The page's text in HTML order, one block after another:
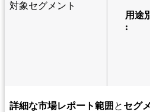
対象セグメント
用途
:
詳細な市場レポート範囲 と セグ